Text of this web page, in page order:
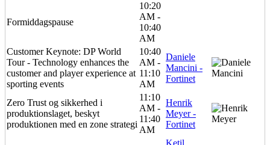
Formiddagspause
10:20
AM -
10:40
AM
Customer Keynote: DP World
Tour - Technology enhances the
customer and player experience at
sporting events
10:40
AM -
11:10
AM
Daniele
Mancini -
Fortinet
Zero Trust og sikkerhed i
produktionslaget, beskyt
produktionen med en zone strategi
11:10
AM -
11:40
AM
Henrik
Meyer -
Fortinet
Ketil